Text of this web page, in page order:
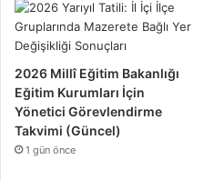
2026 Millî Eğitim Bakanlığı
Eğitim Kurumları İçin
Yönetici Görevlendirme
Takvimi (Güncel)
1 gün önce